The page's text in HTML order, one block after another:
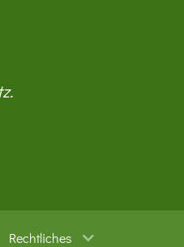
Rechtliches